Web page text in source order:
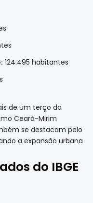
124.495 habitantes
de um terço da
Ceará-Mirim
se destacam pelo
a expansão urbana
do IBGE